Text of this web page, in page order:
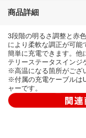
商品詳細
3段階の明るさ調整と赤
により柔軟な調正が可能
簡単に充電できます。他
テリーステータスインジ
※高温になる箇所がござ
※付属の充電ケーブルは
ャーです。